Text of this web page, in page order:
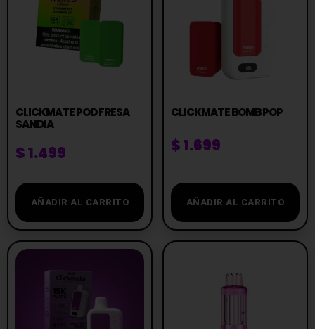
CLICKMATE POD FRESA
SANDIA
$1.499
AÑADIR AL CARRITO
CLICKMATE BOMB POP
$1.699
AÑADIR AL CARRITO